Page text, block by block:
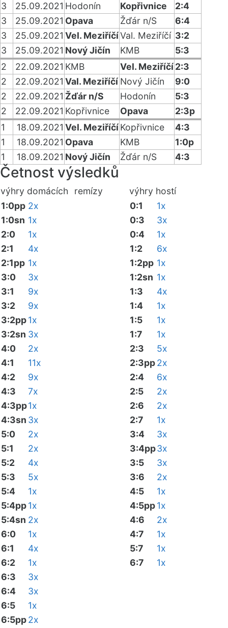
3 25.09.2021 Hodonín Kopřivnice
2:4
3
25.09.2021 Opava Žďár n/S
6:4
3
25.09.2021 Vel. MeziříčíVal. Meziříčí 3:2
3
25.09.2021 Nový Jičín KMB
5:3
2
22.09.2021 KMB Vel. Meziříčí2:3
2
22.09.2021 Val. Meziříčí Nový Jičín
9:0
2
22.09.2021 Žďár n/S Hodonín
5:3
2
22.09.2021 Kopřivnice Opava
2:3p
1
18.09.2021 Vel. MeziříčíKopřivnice
4:3
1
18.09.2021 Opava KMB
1:0p
1
18.09.2021 Nový Jičín Žďár n/S 4:3
Četnost výsledků
výhry domácích remízy výhry hostí
1:0pp 2x
1:0sn 1x
2:0
1x
2:1
4x
2:1pp 1x
3:0
3x
3:1
9x
3:2
9x
3:2pp1x
3:2sn 3x
4:0
2x
4:1
11x
4:2
9x
4:3
7x
4:3pp1x
4:3sn 3x
5:0
2x
5:1
2x
5:2
4x
5:3
5x
5:4
1x
5:4pp1x
5:4sn 2x
6:0
1x
6:1
4x
6:2
1x
6:3
3x
6:4
3x
6:5
1x
6:5pp2x
0:1
1x
0:3
3x
0:4
1x
1:2
6x
1:2pp 1x
1:2sn 1x
1:3
4x
1:4
1x
1:5
1x
1:7
1x
2:3
5x
2:3pp2x
2:4
6x
2:5
2x
2:6
2x
2:7
1x
3:4
3x
3:4pp3x
3:5
3x
3:6
2x
4:5
1x
4:5pp1x
4:6
2x
4:7
1x
5:7
1x
6:7
1x